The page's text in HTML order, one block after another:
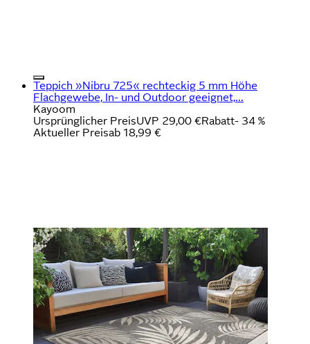
Teppich »Nibru 725« rechteckig 5 mm Höhe
Flachgewebe, In- und Outdoor geeignet,...
Kayoom
Ursprünglicher PreisUVP 29,00 €Rabatt- 34 %
Aktueller Preisab 18,99 €